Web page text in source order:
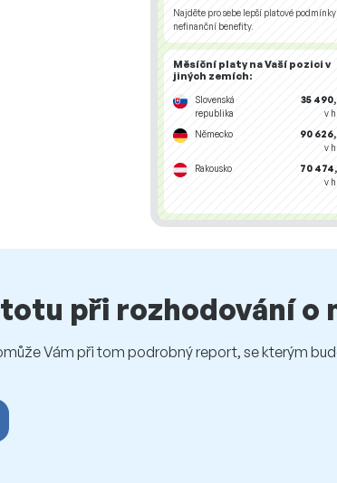
Najděte pro sebe lepší platové
nefinanční benefity.
Měsíční platy na Vaší pozici v
jiných zemích:
Slovenská
republika
35
v
Německo
90
v
Rakousko
70
v
při rozhodování o
Vám při tom podrobný report, se kterým